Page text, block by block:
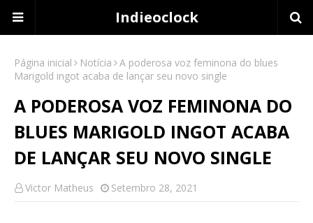
Indieoclock
Página inicial Notícia
A poderosa voz feminona do blues
Marigold ingot acaba de lançar seu novo single
A PODEROSA VOZ FEMINONA DO
BLUES MARIGOLD INGOT ACABA
DE LANÇAR SEU NOVO SINGLE
Victor Matheus Setembro 28, 2021